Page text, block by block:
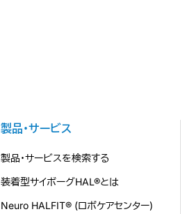
製品・サービス
製品・サービスを検索する
装着型サイボーグHAL®とは
Neuro HALFIT® (ロボケアセンター)